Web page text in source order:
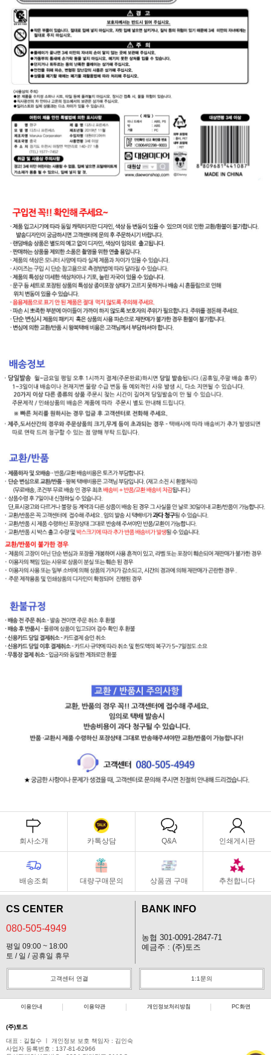
회사소개 카톡상담 Q&A 인쇄게시판
배송조회 대량구매문의 상품권 구매 추천합니다
CS CENTER
080-505-4949
평일 09:00 ~ 18:00
토 / 일 / 공휴일 휴무
BANK INFO
농협 301-0091-2847-71
예금주 : (주)토즈
고객센터 연결 1:1문의
이용안내 이용약관 개인정보처리방침 PC화면
(주)토즈
대표 : 길철수 ㅣ 개인정보 보호 책임자 : 김인숙
사업자 등록번호 : 137-81-62966